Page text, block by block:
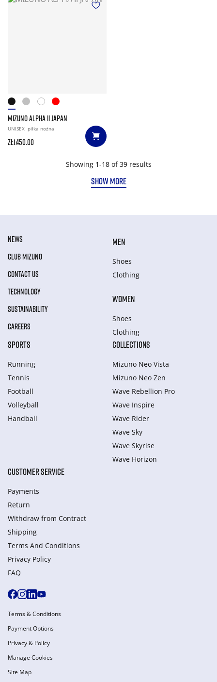
MIZUNO ALPHA II JAPAN
UNISEX piłka nożna
zł1.450.00
Showing 1-18 of 39 results
SHOW MORE
NEWS
CLUB MIZUNO
CONTACT US
TECHNOLOGY
SUSTAINABILITY
CAREERS
MEN
Shoes
Clothing
WOMEN
Shoes
Clothing
SPORTS
Running
Tennis
Football
Volleyball
Handball
COLLECTIONS
Mizuno Neo Vista
Mizuno Neo Zen
Wave Rebellion Pro
Wave Inspire
Wave Rider
Wave Sky
Wave Skyrise
Wave Horizon
CUSTOMER SERVICE
Payments
Return
Withdraw from Сontract
Shipping
Terms And Conditions
Privacy Policy
FAQ
Terms & Conditions
Payment Options
Privacy & Policy
Manage Cookies
Site Map